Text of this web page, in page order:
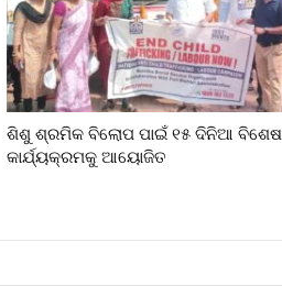
ଶିଶୁ ଶ୍ରମିକ ବିଲୋପ ପାଇଁ ୧୫ ଦିନିଆ ବିଶେଷ
କାର୍ଯ୍ୟକ୍ରମକୁ ଆୟୋଜିତ